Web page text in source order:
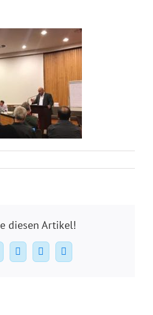
diesen Artikel!
WhatsAppPinterest
E-
Mail